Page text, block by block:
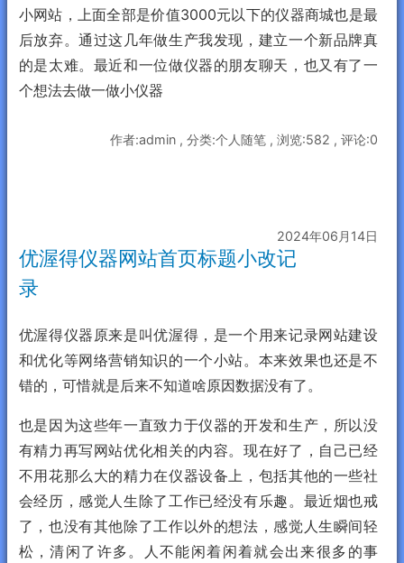
小网站，上面全部是价值3000元以下的仪器商城也是最
后放弃。通过这几年做生产我发现，建立一个新品牌真
的是太难。最近和一位做仪器的朋友聊天，也又有了一
个想法去做一做小仪器
作者:admin , 分类:个人随笔 , 浏览:582 , 评论:0
2024年06月14日
优渥得仪器网站首页标题小改记
录
优渥得仪器原来是叫优渥得，是一个用来记录网站建设
和优化等网络营销知识的一个小站。本来效果也还是不
错的，可惜就是后来不知道啥原因数据没有了。
也是因为这些年一直致力于仪器的开发和生产，所以没
有精力再写网站优化相关的内容。现在好了，自己已经
不用花那么大的精力在仪器设备上，包括其他的一些社
会经历，感觉人生除了工作已经没有乐趣。最近烟也戒
了，也没有其他除了工作以外的想法，感觉人生瞬间轻
松，清闲了许多。人不能闲着闲着就会出来很多的事